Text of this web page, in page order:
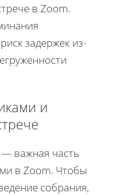
в Zoom.
задержек из-
и
важная часть
в Zoom. Чтобы
собрания,